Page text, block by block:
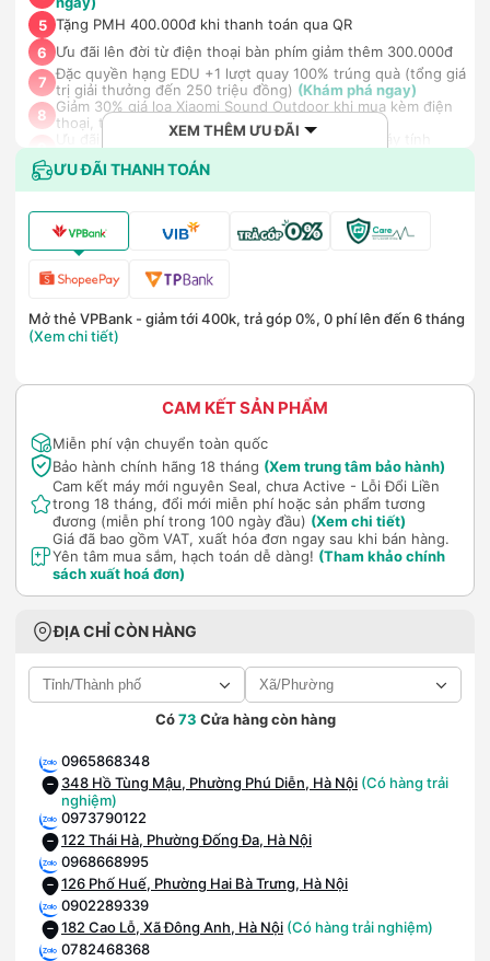
5 Tặng PMH 400.000đ khi thanh toán qua QR
6
Ưu đãi lên đời từ điện thoại bàn phím giảm thêm 300.000đ
7 Đặc quyền hạng EDU +1 lượt quay 100% trúng quà (tổng giá
trị giải thưởng đến 250 triệu đồng) (Khám phá ngay)
8
Giảm 30% giá loa Xiaomi Sound Outdoor khi mua kèm điện
thoại, tablet
(Khám phá ngay)
9
Ưu đãi mua dán màn hình kèm máy Điện thoại/Máy tính
10
Giảm thêm 15% tối đa 1.000.000đ với các sản phẩm Loa, tai
nghe Sony khi mua kèm với các sản phẩm: Laptop/ Điện
Nhận báo giá tốt nhất cho khách hàng doanh nghiệp B2B
khi mua số lượng lớn
(Khám phá ngay)
XEM THÊM ƯU ĐÃI
ƯU ĐÃI THANH TOÁN
Mở thẻ VPBank - giảm tới 400k, trả góp 0%, 0 phí lên đến 6 tháng
(Xem chi tiết)
CAM KẾT SẢN PHẨM
Miễn phí vận chuyển toàn quốc
Bảo hành chính hãng 18 tháng (Xem trung tâm bảo hành)
Cam kết máy mới nguyên Seal, chưa Active - Lỗi Đổi Liền
trong 18 tháng, đổi mới miễn phí hoặc sản phẩm tương
đương (miễn phí trong 100 ngày đầu) (Xem chi tiết)
Giá đã bao gồm VAT, xuất hóa đơn ngay sau khi bán hàng.
Yên tâm mua sắm, hạch toán dễ dàng! (Tham khảo chính
sách xuất hoá đơn)
ĐỊA CHỈ CÒN HÀNG
Có73 Cửa hàng còn hàng
0965868348
348 Hồ Tùng Mậu, Phường Phú Diễn, Hà Nội (Có hàng trải
nghiệm)
0973790122
122 Thái Hà, Phường Đống Đa, Hà Nội
0968668995
126 Phố Huế, Phường Hai Bà Trưng, Hà Nội
0902289339
182 Cao Lỗ, Xã Đông Anh, Hà Nội (Có hàng trải nghiệm)
0782468368